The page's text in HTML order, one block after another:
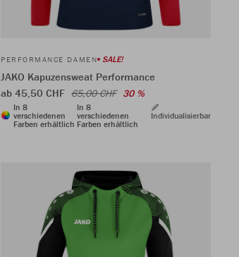
PERFORMANCE DAMEN SALE!
JAKO Kapuzensweat Performance
ab 45,50 CHF 65,00 CHF 30 %
In 8
verschiedenen
Farben erhältlich
In 8
verschiedenen
Farben erhältlich
Individualisierbar